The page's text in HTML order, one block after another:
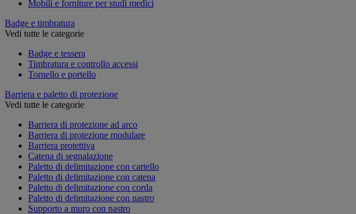
Mobili e forniture per studi medici
Badge e timbratura
Vedi tutte le categorie
Badge e tessera
Timbratura e controllo accessi
Tornello e portello
Barriera e paletto di protezione
Vedi tutte le categorie
Barriera di protezione ad arco
Barriera di protezione modulare
Barriera protettiva
Catena di segnalazione
Paletto di delimitazione con cartello
Paletto di delimitazione con catena
Paletto di delimitazione con corda
Paletto di delimitazione con nastro
Supporto a muro con nastro